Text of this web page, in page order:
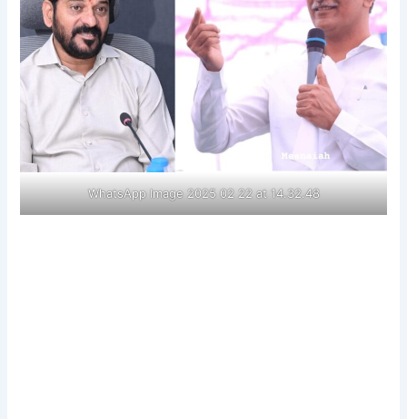
WhatsApp Image 2025 02 22 at 14.32.48